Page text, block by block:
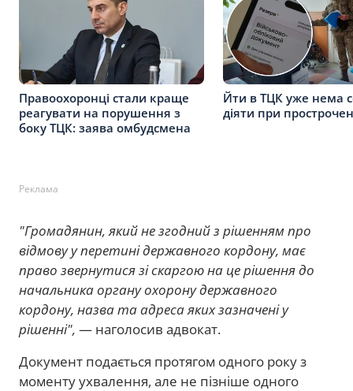
Правоохоронці стали краще
реагувати на порушення з
боку ТЦК: заява омбудсмена
Йти в ТЦК уже нема
діяти при
Реклама
"Громадянин, який не згодний з рішенням про
відмову у перетині державного кордону, має
право звернутися зі скаргою на це рішення до
начальника органу охорону державного
кордону, назва та адреса яких зазначені у
рішенні", — наголосив адвокат.
Документ подається протягом одного року з
моменту ухвалення, але не пізніше одного